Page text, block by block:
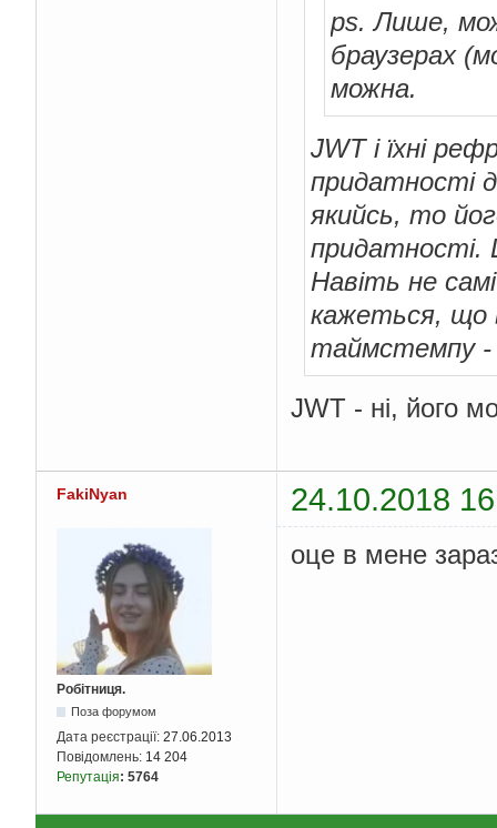
ps. Лише,
браузерах
можна.
JWT і їхні
придатності
якийсь, то
придатності.
Навіть не
кажеться, що
таймстемпу -
JWT - ні, його
FakiNyan 24.10.2018
Робітниця.
Поза форумом
Дата реєстрації: 27.06.2013
Повідомлень: 14 204
Репутація: 5764
оце в мене